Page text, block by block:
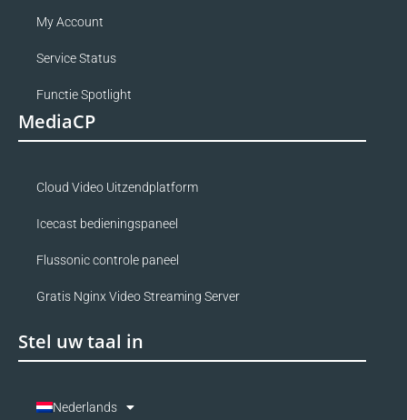
My Account
Service Status
Functie Spotlight
MediaCP
Cloud Video Uitzendplatform
Icecast bedieningspaneel
Flussonic controle paneel
Gratis Nginx Video Streaming Server
Stel uw taal in
Nederlands